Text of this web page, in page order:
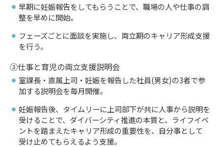
早期に妊娠報告をしてもらうことで、職場の人や仕事の調
整を早めに開始。
フェーズごとに面談を実施し、両立期のキャリア形成支援
を行う。
③仕事と育児の両立支援説明会
室課長・直属上司・妊娠を報告した社員(男女)の3者で参
加する説明会を毎月開催。
妊娠報告後、タイムリーに上司部下が共に人事から説明を
受けることで、ダイバーシティ推進の本質と、ライフイベ
ントを踏まえたキャリア形成の重要性を、自分事として
受け止めてもらえるよう支援。